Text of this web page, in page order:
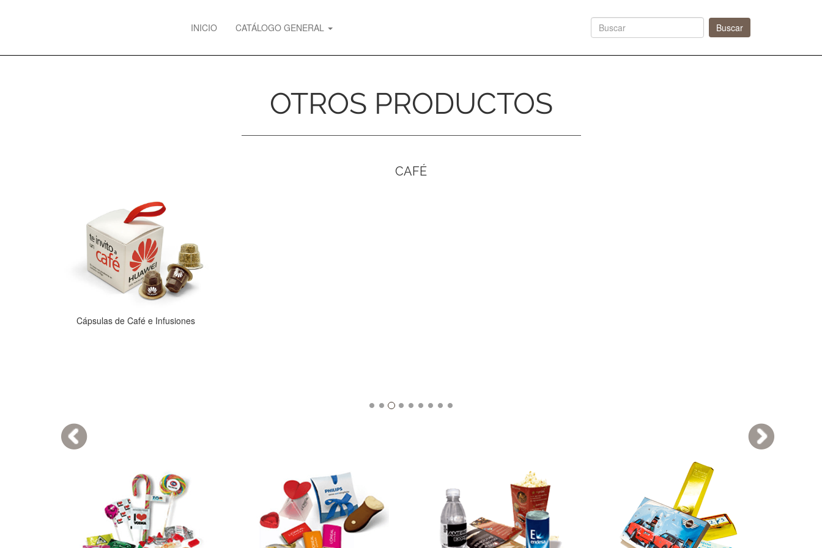
INICIO CATÁLOGO GENERAL Buscar
OTROS PRODUCTOS
CAFÉ
Cápsulas de Café e Infusiones